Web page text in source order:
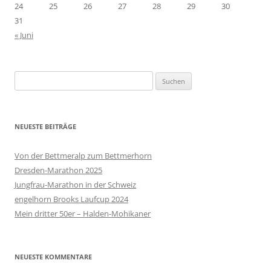
24
25 26 27 28 29
30
31
« Juni
nach:
NEUESTE BEITRÄGE
Von der Bettmeralp zum Bettmerhorn
Dresden-Marathon 2025
Jungfrau-Marathon in der Schweiz
engelhorn Brooks Laufcup 2024
Mein dritter 50er – Halden-Mohikaner
NEUESTE KOMMENTARE